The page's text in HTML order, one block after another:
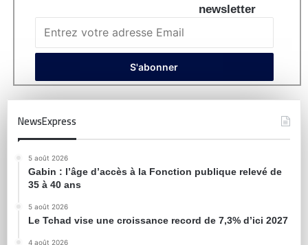
newsletter
NewsExpress
5 août 2026
Gabin : l’âge d’accès à la Fonction publique relevé de
35 à 40 ans
5 août 2026
Le Tchad vise une croissance record de 7,3% d’ici 2027
4 août 2026